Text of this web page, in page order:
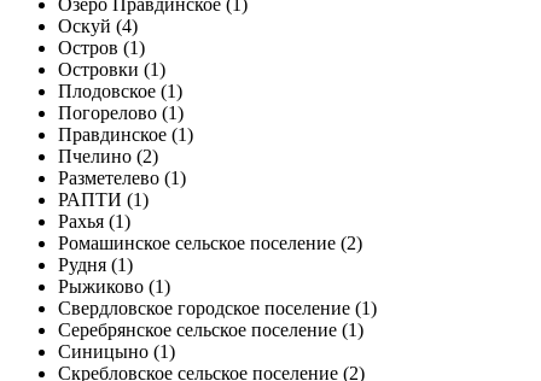
Озеро Правдинское (1)
Оскуй (4)
Остров (1)
Островки (1)
Плодовское (1)
Погорелово (1)
Правдинское (1)
Пчелино (2)
Разметелево (1)
РАПТИ (1)
Рахья (1)
Ромашинское сельское поселение (2)
Рудня (1)
Рыжиково (1)
Свердловское городское поселение (1)
Серебрянское сельское поселение (1)
Синицыно (1)
Скребловское сельское поселение (2)